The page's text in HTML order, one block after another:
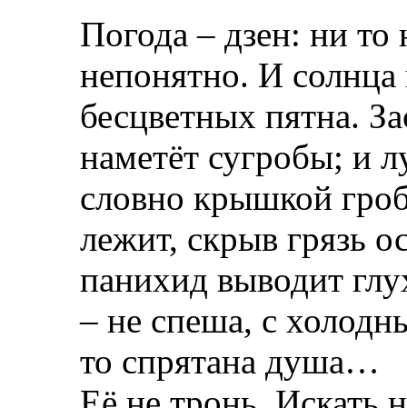
Погода – дзен: ни
непонятно. И солнца
бесцветных пятна.
наметёт сугробы; и
словно крышкой
лежит, скрыв грязь
панихид выводит
– не спеша, с
то спрятана душа…